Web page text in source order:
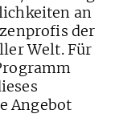
an
der
Welt. Für
Angebot